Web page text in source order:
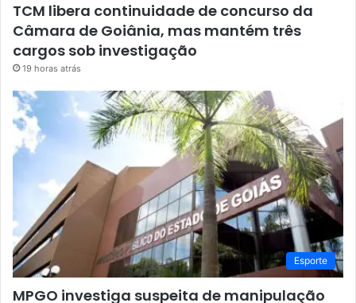
TCM libera continuidade de concurso da
Câmara de Goiânia, mas mantém três
cargos sob investigação
19 horas atrás
Esporte
MPGO investiga suspeita de manipulação